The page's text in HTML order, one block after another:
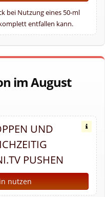
bei Nutzung eines 50-ml
entfallen kann.
im August
UND
PUSHEN
nutzen